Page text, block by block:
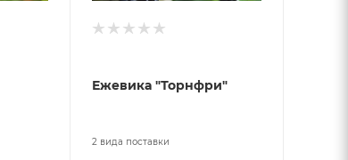
Ежевика "Торнфри"
2 вида поставки